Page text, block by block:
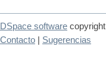
DSpace software
Contacto Sugerencias